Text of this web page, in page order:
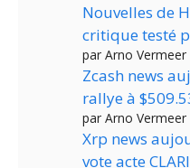
Nouvelles de
critique testé
par Arno Vermeer
Zcash news
rallye à
par Arno Vermeer
Xrp news
vote acte